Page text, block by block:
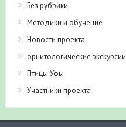
Без рубрики
Методики и обучение
Новости проекта
орнитологические экскурсии
Птицы Уфы
Участники проекта